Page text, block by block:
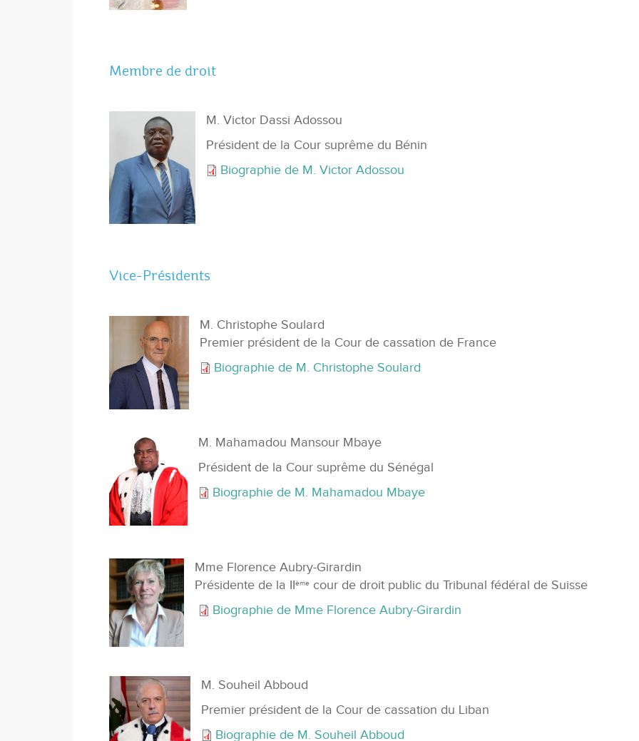
Membre de droit
M. Victor Dassi Adossou
Président de la Cour suprême du Bénin
Biographie de M. Victor Adossou
Vice-Présidents
M. Christophe Soulard
Premier président de la Cour de cassation de France
Biographie de M. Christophe Soulard
M. Mahamadou Mansour Mbaye
Président de la Cour suprême du Sénégal
Biographie de M. Mahamadou Mbaye
Mme Florence Aubry-Girardin
Présidente de la IIème cour de droit public du Tribunal fédéral de Suisse
Biographie de Mme Florence Aubry-Girardin
M. Souheil Abboud
Premier président de la Cour de cassation du Liban
Biographie de M. Souheil Abboud